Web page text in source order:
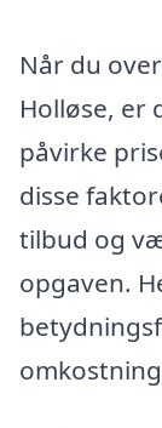
Når du
Holløse, er
påvirke
disse
tilbud og
opgaven.